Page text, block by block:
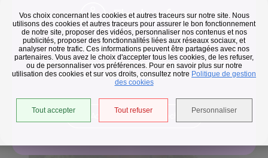
Vos choix concernant les cookies et autres traceurs sur notre site. Nous
utilisons des cookies et autres traceurs pour assurer le bon fonctionnement
de notre site, proposer des vidéos, personnaliser nos contenus et nos
publicités, proposer des fonctionnalités liées aux réseaux sociaux, et
analyser notre trafic. Ces informations peuvent être partagées avec nos
partenaires. Vous avez le choix d'accepter tous les cookies, de les refuser,
ou de personnaliser vos préférences. Pour en savoir plus sur notre
utilisation des cookies et sur vos droits, consultez notre Politique de gestion
des cookies
Tout accepter Tout refuser Personnaliser
Flash infos
Collecte des déchets
En raison des températures, le passage de nos camions
est avancé d'une heure jusqu'au 14 août.
Accéder à l'univers déchets
Horaires de collecte adaptés aux périodes de fortes